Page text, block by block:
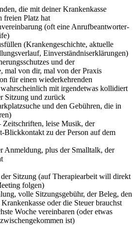
die mit deiner Krankenkasse
freien Platz hat
(oft eine Anrufbeantworter-
(Krankengeschichte, aktuelle
Einverständniserklärungen)
und der
mal von dir, mal von der Praxis
für einen wiederkehrenden
mit irgendetwas kollidiert
Sitzung und zurück
und den Gebühren, die in
Zeitschriften, leise Musik, der
Blickkontakt zu der Person auf dem
Anmeldung, plus der Smalltalk, der
Sitzung (auf Therapiearbeit will direkt
folgen)
volle Sitzungsgebühr, der Beleg, den
oder die Steuer brauchst
Woche vereinbaren (oder etwas
ist)